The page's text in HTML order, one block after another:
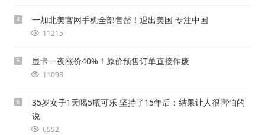
4 一加北美官网手机全部售罄！退出美国 专注中国
11215
5 显卡一夜涨价40%！原价预售订单直接作废
11098
6
35岁女子1天喝5瓶可乐 坚持了15年后：结果让人很害怕的
说
6552